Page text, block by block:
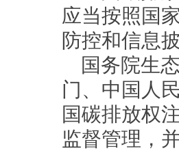
应当按照国
防控和信息
国务院生
门、中国人
国碳排放权
监督管理，